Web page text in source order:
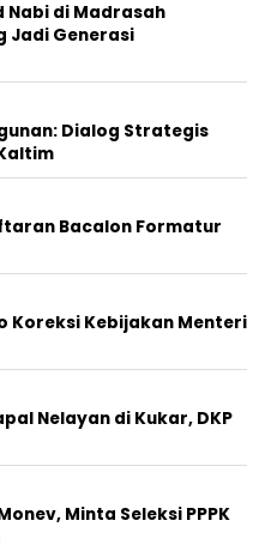
Nabi di Madrasah
Jadi Generasi
Dialog Strategis
Bacalon Formatur
Koreksi Kebijakan Menteri
Nelayan di Kukar, DKP
Minta Seleksi PPPK